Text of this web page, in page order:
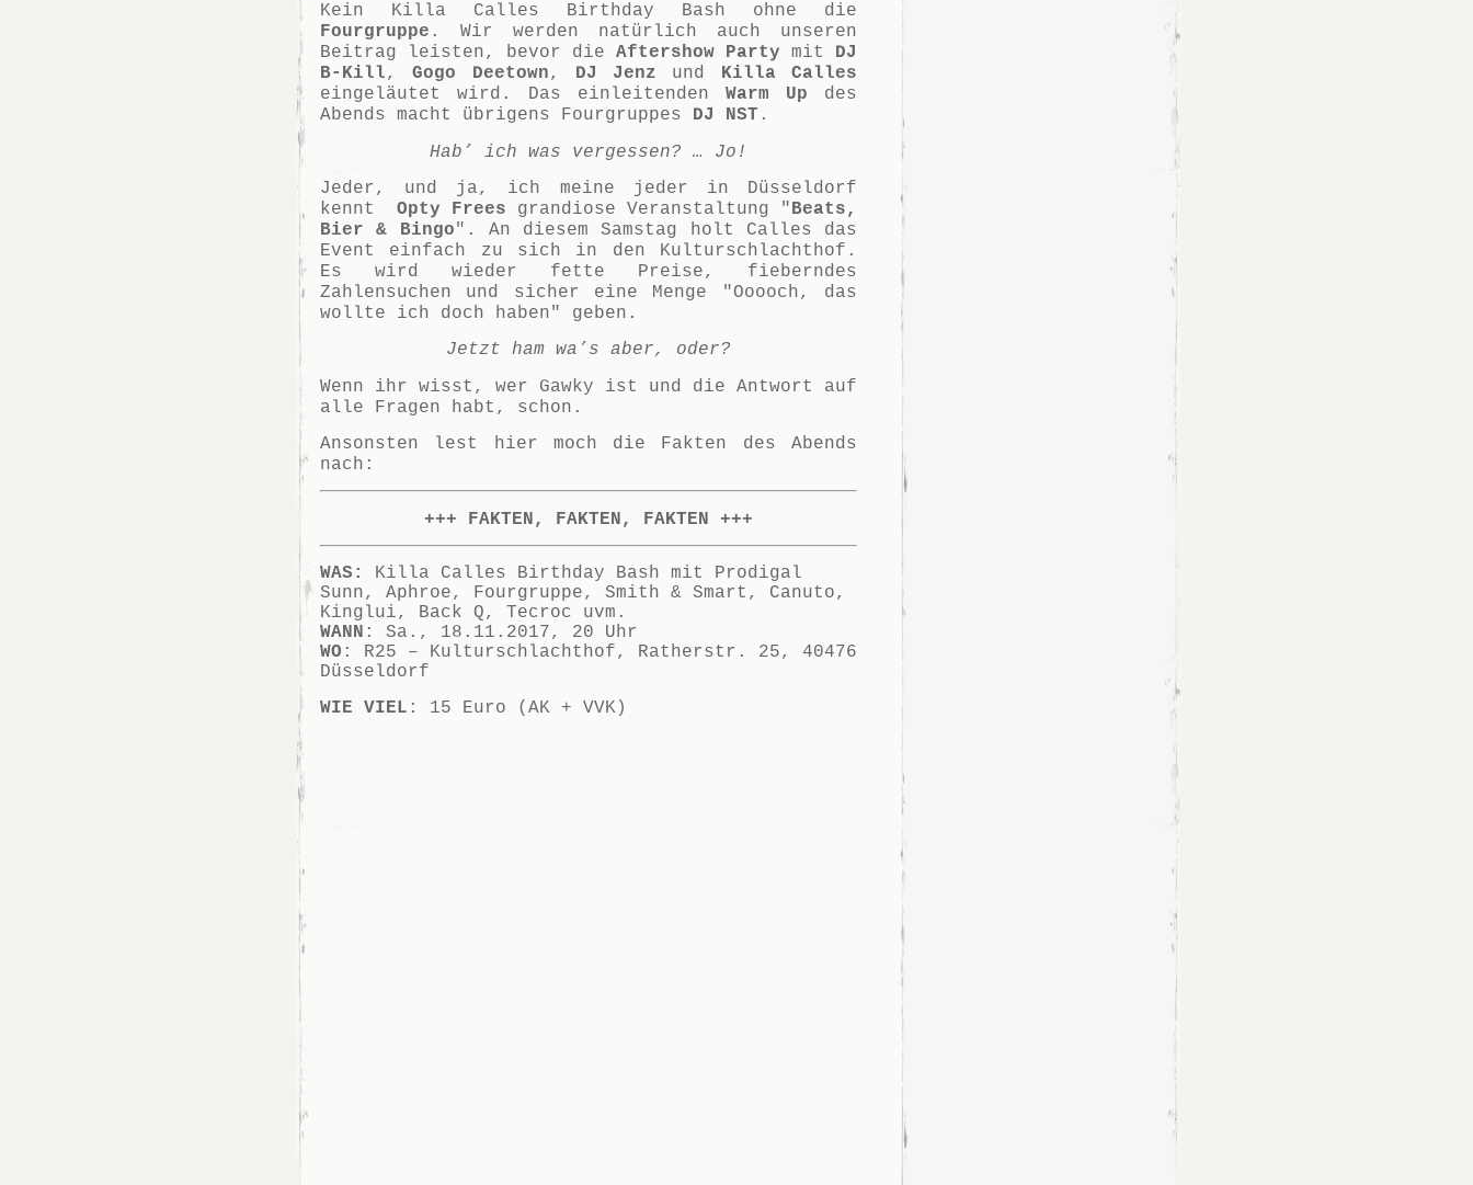
Kein Killa Calles Birthday Bash ohne die
Fourgruppe . Wir werden natürlich auch unseren
Beitrag leisten, bevor die Aftershow Party mit DJ
B-Kill,Gogo Deetown, DJ Jenz und Killa Calles
eingeläutet wird. Das einleitenden Warm Up des
Abends macht übrigens Fourgruppes DJ NST .
Hab’ ich was vergessen? … Jo!
Jeder, und ja, ich meine jeder in Düsseldorf
kennt Opty Frees grandiose Veranstaltung "Beats,
Bier & Bingo". An diesem Samstag holt Calles das
Event einfach zu sich in den Kulturschlachthof.
Es wird wieder fette Preise, fieberndes
Zahlensuchen und sicher eine Menge "Ooooch, das
wollte ich doch haben" geben.
Jetzt ham wa’s aber, oder?
Wenn ihr wisst, wer Gawky ist und die Antwort auf
alle Fragen habt, schon.
Ansonsten lest hier moch die Fakten des Abends
nach:
+++ FAKTEN, FAKTEN, FAKTEN +++
WAS:
Killa Calles Birthday Bash mit Prodigal
Sunn, Aphroe, Fourgruppe, Smith & Smart, Canuto,
Kinglui, Back Q, Tecroc uvm.
WANN : Sa., 18.11.2017, 20 Uhr
WO : R25 – Kulturschlachthof, Ratherstr. 25, 40476
Düsseldorf
WIE VIEL : 15 Euro (AK + VVK)